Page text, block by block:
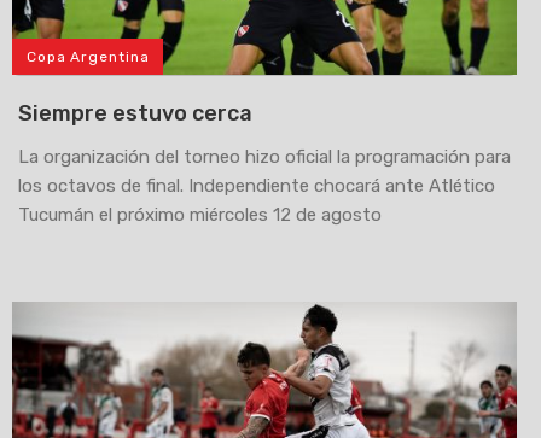
Copa Argentina
Siempre estuvo cerca
La organización del torneo hizo oficial la programación para
los octavos de final. Independiente chocará ante Atlético
Tucumán el próximo miércoles 12 de agosto